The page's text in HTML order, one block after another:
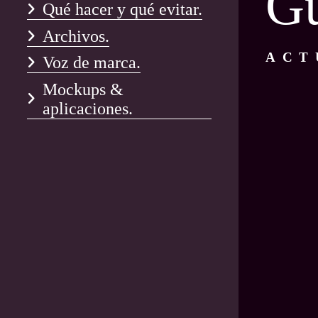
Qué hacer y qué evitar.
Archivos.
Voz de marca.
Mockups &
aplicaciones.